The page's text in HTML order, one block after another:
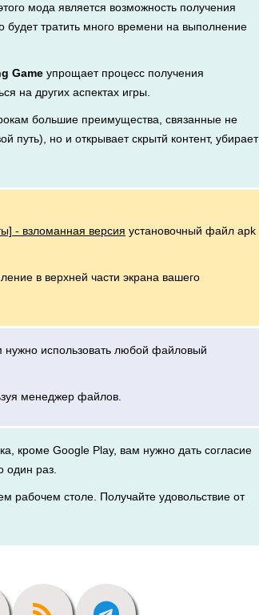
мода является возможность получения
будет тратить много времени на выполнение
Game упрощает процесс получения
на других аспектах игры.
большие преимущества, связанные не
путь), но и открывает скрытй контент, убирает
- взломанная версия установочный файл apk
в верхней части экрана вашего
нужно использовать любой файловый
менеджер файлов.
кроме Google Play, вам нужно дать согласие
один раз.
рабочем столе. Получайте удовольствие от